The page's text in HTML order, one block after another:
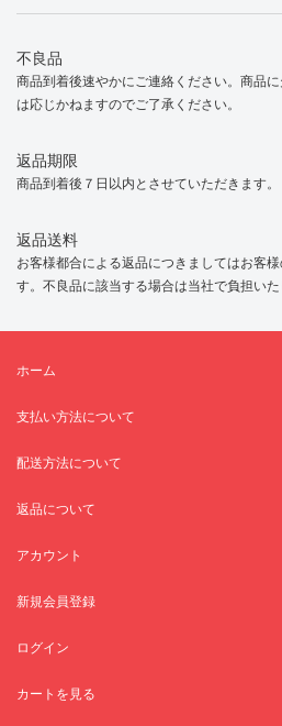
不良品
商品到着後速やかにご連絡ください。商品
は応じかねますのでご了承ください。
返品期限
商品到着後７日以内とさせていただきます。
返品送料
お客様都合による返品につきましてはお客
す。不良品に該当する場合は当社で負担いた
ホーム
支払い方法について
配送方法について
返品について
アカウント
新規会員登録
ログイン
カートを見る